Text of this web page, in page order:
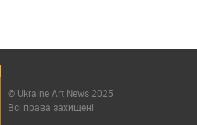
© Ukraine Art News 2025
Всі права захищені